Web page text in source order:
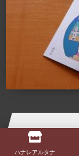
杓子定
「或る
持つオ
このスペースに無
ケーススタ
カフェ・ランチ・本
ハナレアルタナ